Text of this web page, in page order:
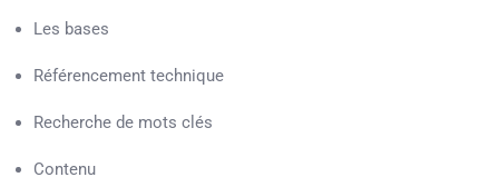
Les bases
Référencement technique
Recherche de mots clés
Contenu